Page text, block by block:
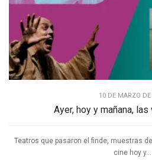
10 DE MARZO
Ayer, hoy y mañana,
Teatros que pasaron el finde, muestras
cine hoy y...